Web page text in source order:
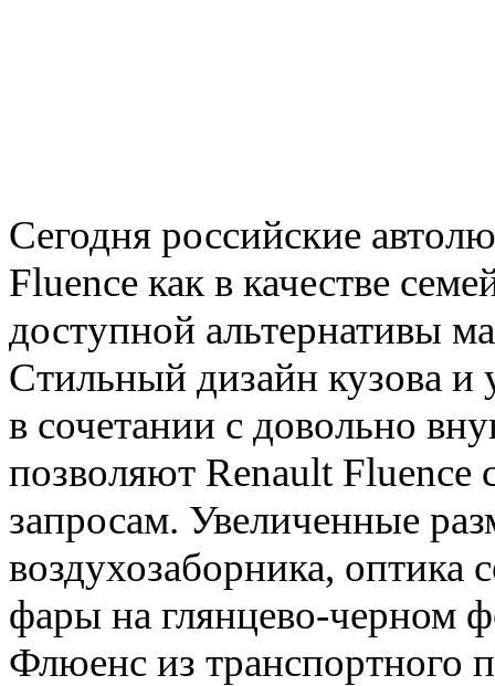
Сегодня российские
Fluence как в качестве
доступной альтернативы
Стильный дизайн кузова и
в сочетании с довольно
позволяют Renault Fluence
запросам. Увеличенные
воздухозаборника, оптика
фары на глянцево-черном
Флюенс из транспортного